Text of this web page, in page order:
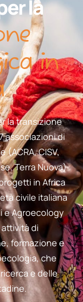
la
in
la transizione
associazioni di
CISV,
Terra Nuova)
in Africa
civile italiana
e Agroecology
di
formazione e
che
e delle